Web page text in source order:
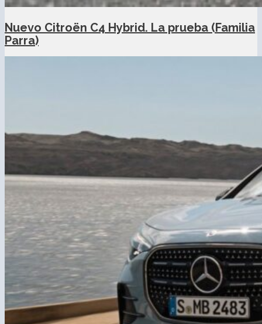
Nuevo Citroën C4 Hybrid. La prueba (Familia
Parra)